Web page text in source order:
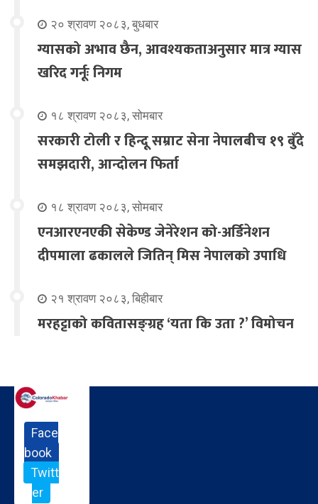
२० श्रावण २०८३, बुधबार
ग्यासको अभाव छैन, आवश्यकताअनुसार मात्र ग्यास
खरिद गर्नूः निगम
१८ श्रावण २०८३, सोमबार
सरकारी टोली र हिन्दू सम्राट सेना नेपालबीच १९ बुँदे
समझदारी, आन्दोलन फिर्ता
१८ श्रावण २०८३, सोमबार
एनआरएनएकी सेकेण्ड जेनेरेशन को-अर्डिनेशन
दीपमाला ढकालले जितिन् मिस नेपालको उपाधि
२१ श्रावण २०८३, बिहीबार
मरहट्टाको कवितासङ्ग्रह ‘यता कि उता ?’ विमोचन
Face
book
Twitt
er